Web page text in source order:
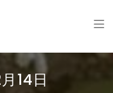
14日